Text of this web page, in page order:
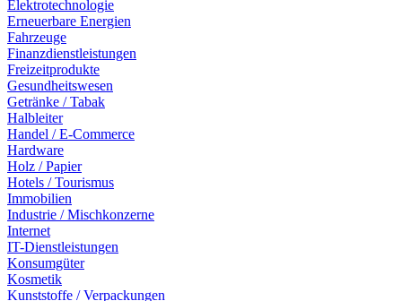
Elektrotechnologie
Erneuerbare Energien
Fahrzeuge
Finanzdienstleistungen
Freizeitprodukte
Gesundheitswesen
Getränke / Tabak
Halbleiter
Handel / E-Commerce
Hardware
Holz / Papier
Hotels / Tourismus
Immobilien
Industrie / Mischkonzerne
Internet
IT-Dienstleistungen
Konsumgüter
Kosmetik
Kunststoffe / Verpackungen